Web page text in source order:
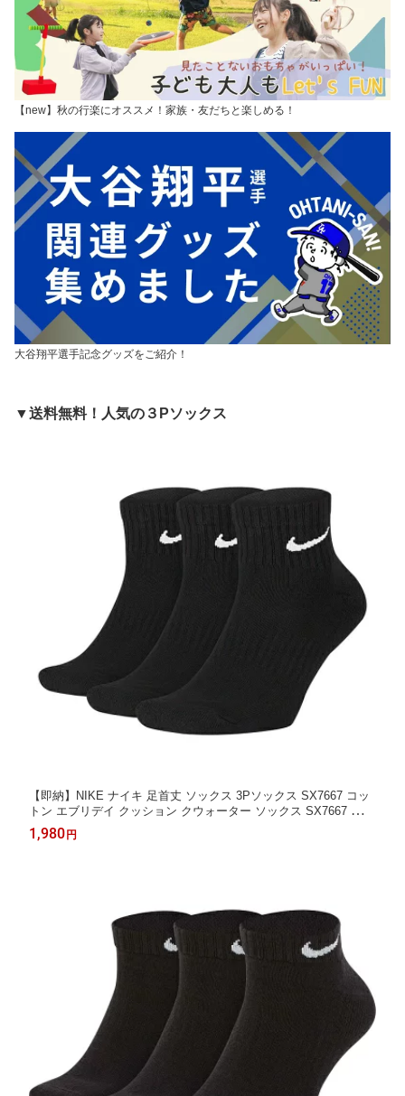
【new】秋の行楽にオススメ！家族・友だちと楽しめる！
大谷翔平選手記念グッズをご紹介！
▼送料無料！人気の３Pソックス
【即納】NIKE ナイキ 足首丈 ソックス 3Pソックス SX7667 コッ
トン エブリデイ クッション クウォーター ソックス SX7667 スポ
ーツソックス 3足組 ホワイト ブラック マルチ
1,980円